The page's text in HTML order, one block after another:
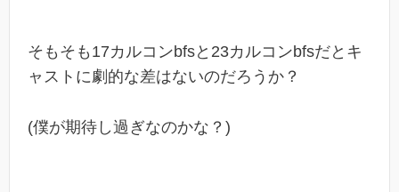
そもそも17カルコンbfsと23カルコンbfsだとキ
ャストに劇的な差はないのだろうか？
(僕が期待し過ぎなのかな？)